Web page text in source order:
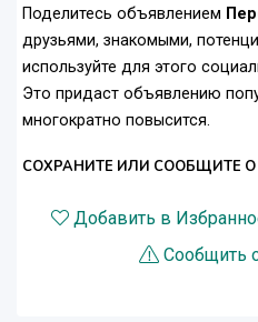
Поделитесь объявлением
друзьями, знакомыми,
используйте для этого
Это придаст объявлению
многократно повысится.
СОХРАНИТЕ ИЛИ СООБЩИТЕ
Добавить в
Сообщить